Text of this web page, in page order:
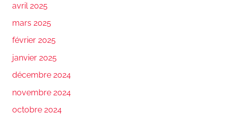
avril 2025
mars 2025
février 2025
janvier 2025
décembre 2024
novembre 2024
octobre 2024